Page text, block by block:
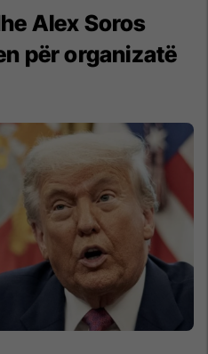
Alex Soros
për organizatë